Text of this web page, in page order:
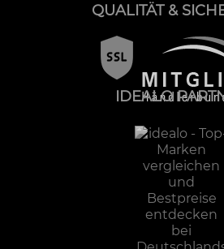
QUALITÄT &
IDEALO